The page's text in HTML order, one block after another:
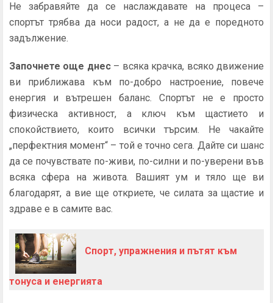
Не забравяйте да се наслаждавате на процеса –
спортът трябва да носи радост, а не да е поредното
задължение.
Започнете още днес– всяка крачка, всяко движение
ви приближава към по-добро настроение, повече
енергия и вътрешен баланс. Спортът не е просто
физическа активност, а ключ към щастието и
спокойствието, които всички търсим. Не чакайте
„перфектния момент“ – той е точно сега. Дайте си шанс
да се почувствате по-живи, по-силни и по-уверени във
всяка сфера на живота. Вашият ум и тяло ще ви
благодарят, а вие ще откриете, че силата за щастие и
здраве е в самите вас.
Спорт, упражнения и пътят към
тонуса и енергията